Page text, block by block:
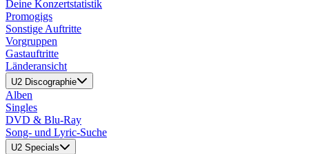
Deine Konzertstatistik
Promogigs
Sonstige Auftritte
Vorgruppen
Gastauftritte
Länderansicht
U2 Discographie
Alben
Singles
DVD & Blu-Ray
Song- und Lyric-Suche
U2 Specials